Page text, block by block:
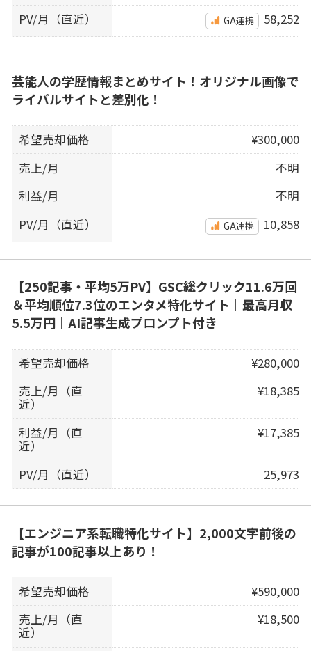
PV/月（直近） GA連携 58,252
芸能人の学歴情報まとめサイト！オリジナル画像で
ライバルサイトと差別化！
希望売却価格
¥300,000
売上/月
不明
利益/月
不明
PV/月（直近）
GA連携 10,858
【250記事・平均5万PV】GSC総クリック11.6万回
＆平均順位7.3位のエンタメ特化サイト｜最高月収
5.5万円｜AI記事生成プロンプト付き
希望売却価格
¥280,000
売上/月（直
近）
¥18,385
利益/月（直
近）
¥17,385
PV/月（直近） 25,973
【エンジニア系転職特化サイト】2,000文字前後の
記事が100記事以上あり！
希望売却価格
¥590,000
売上/月（直
近）
¥18,500